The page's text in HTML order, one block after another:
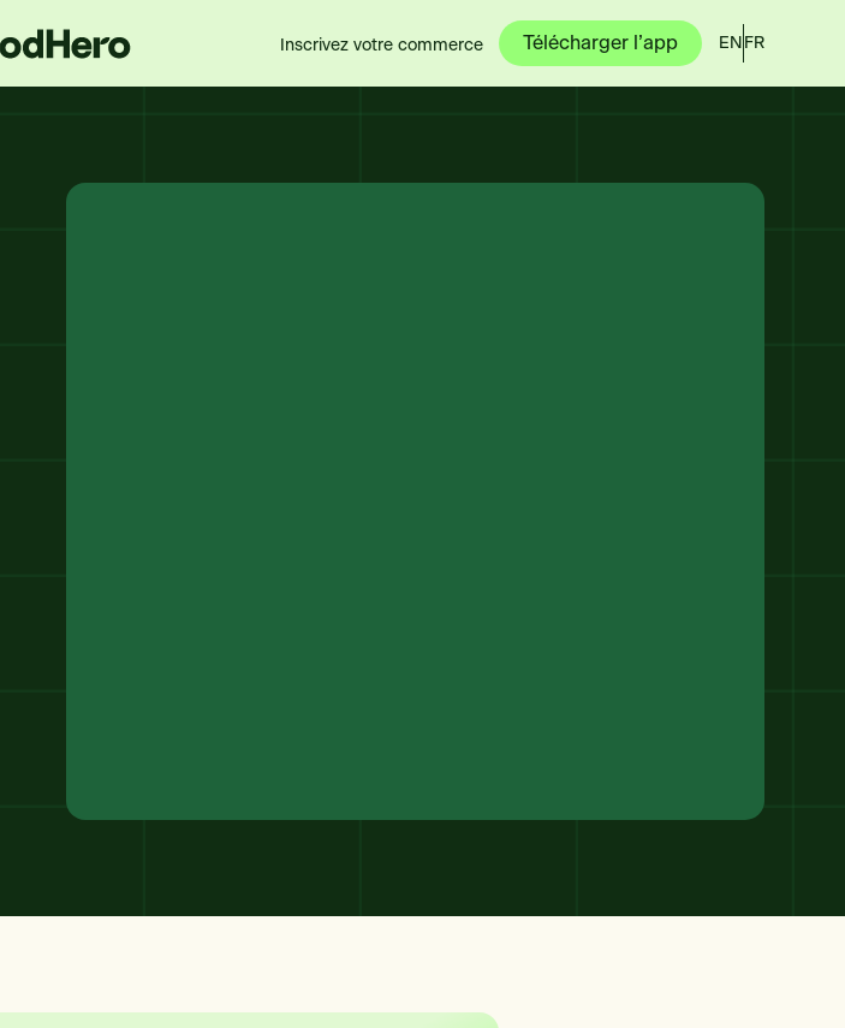
Inscrivez votre commerce Télécharger l’app EN FR